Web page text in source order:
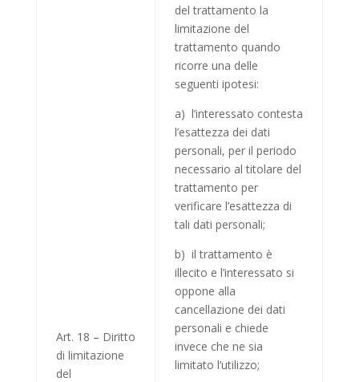
Art. 18 – Diritto
di limitazione
del
del trattamento la
limitazione del
trattamento quando
ricorre una delle
seguenti ipotesi:
a) l’interessato contesta
l’esattezza dei dati
personali, per il periodo
necessario al titolare del
trattamento per
verificare l’esattezza di
tali dati personali;
b) il trattamento è
illecito e l’interessato si
oppone alla
cancellazione dei dati
personali e chiede
invece che ne sia
limitato l’utilizzo;